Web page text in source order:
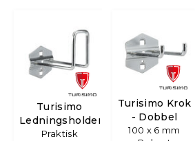
Turisimo
Ledningsholder
Praktisk
Turisimo Krok
- Dobbel
100 x 6 mm